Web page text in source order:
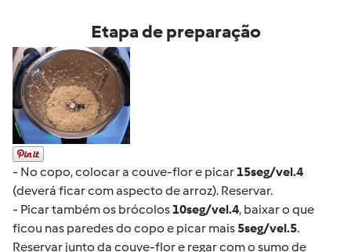
Etapa de preparação
- No copo, colocar a couve-flor e picar 15seg/vel.4
(deverá ficar com aspecto de arroz). Reservar.
- Picar também os brócolos 10seg/vel.4, baixar o que
ficou nas paredes do copo e picar mais 5seg/vel.5.
Reservar junto da couve-flor e regar com o sumo de